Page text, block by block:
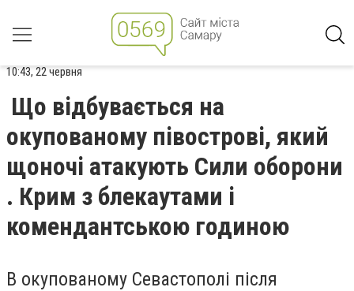
10:43, 22 червня
Що відбувається на
окупованому півострові, який
щоночі атакують Сили оборони
. Крим з блекаутами і
комендантською годиною
В окупованому Севастополі після